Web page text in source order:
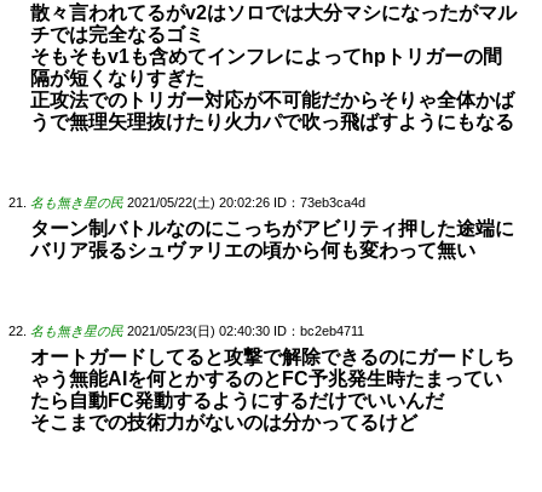
散々言われてるがv2はソロでは大分マシになったがマル
チでは完全なるゴミ
そもそもv1も含めてインフレによってhpトリガーの間
隔が短くなりすぎた
正攻法でのトリガー対応が不可能だからそりゃ全体かば
うで無理矢理抜けたり火力パで吹っ飛ばすようにもなる
名も無き星の民 2021/05/22(土) 20:02:26 ID：73eb3ca4d
ターン制バトルなのにこっちがアビリティ押した途端に
バリア張るシュヴァリエの頃から何も変わって無い
名も無き星の民 2021/05/23(日) 02:40:30 ID：bc2eb4711
オートガードしてると攻撃で解除できるのにガードしち
ゃう無能AIを何とかするのとFC予兆発生時たまってい
たら自動FC発動するようにするだけでいいんだ
そこまでの技術力がないのは分かってるけど